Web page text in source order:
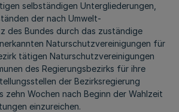
selbständigen Untergliederungen,
der nach Umwelt-
des Bundes durch das zuständige
Naturschutzvereinigungen für
tätigen Naturschutzvereinigungen
des Regierungsbezirks für ihre
der Bezirksregierung
zehn Wochen nach Beginn der Wahlzeit
einzureichen.